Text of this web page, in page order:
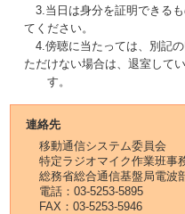
3.当日は身分を証明できる
てください。
4.傍聴に当たっては、別記
ただけない場合は、退室して
す。
連絡先
移動通信システム委員会
特定ラジオマイク作業班事
総務省総合通信基盤局電波
電話：03-5253-5895
FAX：03-5253-5946